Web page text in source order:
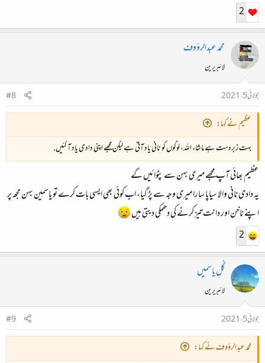
2
محمد عبدالرؤوف
لائبریرین
جولائی 5، 2021
#8
عظیم نے کہا:
بہت زبردست ہے ماشاء اللہ، لوگوں کو نانی یاد آتی ہے لیکن مجھے اپنی دادی یاد آ گئیں.
عظیم بھائی آپ مجھے میری بہن سے پٹوائیں گے
یہ دادی نانی والا سیاپا سارا میری وجہ سے پڑ گیا، اب کوئی بھی ایسی بات کرے تو یاسمین بہن مجھ پر
اپنے ناخن اور دانت تیز کرنے کی دھمکی دیتی ہیں
2
گُلِ یاسمیں
لائبریرین
جولائی 5، 2021
#9
محمد عبدالرؤوف نے کہا: